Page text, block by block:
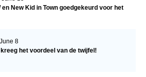
en New Kid in Town goedgekeurd voor het
8
kreeg het voordeel van de twijfel!